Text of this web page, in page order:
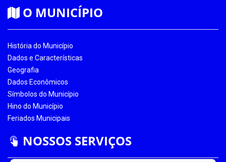
O MUNICÍPIO
História do Município
Dados e Características
Geografia
Dados Econômicos
Símbolos do Município
Hino do Município
Feriados Municipais
NOSSOS SERVIÇOS